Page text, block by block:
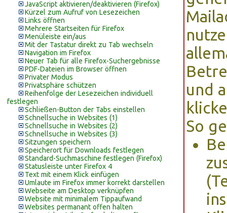
JavaScript aktivieren/deaktivieren (Firefox)
Kürzel zum Aufruf von Lesezeichen
Links öffnen
Mehrere Startseiten für Firefox
Menüleiste ein/aus
Mit der Tastatur direkt zu Tab wechseln
Navigation im Firefox
Neuer Tab für alle Firefox-Suchergebnisse
PDF-Dateien im Browser öffnen
Privater Modus
Privatsphäre schützen
Reihenfolge der Lesezeichen individuell
festlegen
Schließen-Button der Tabs einstellen
Schnellsuche in Websites (1)
Schnellsuche in Websites (2)
Schnellsuche in Websites (3)
Sitzungen speichern
Speicherort für Downloads festlegen
Standard-Suchmaschine festlegen (Firefox)
Statusleiste unter Firefox 4
Text mit einem Klick einfügen
Umlaute im Firefox immer korrekt darstellen
Webseite am Desktop verknüpfen
Website mit minimalem Tippaufwand
Websites permanant offen halten
und
So